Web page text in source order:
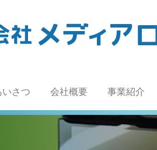
いさつ 会社概要 事業紹介